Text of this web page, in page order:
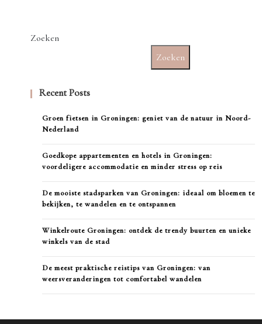
Zoeken
Zoeken
Recent Posts
Groen fietsen in Groningen: geniet van de natuur in Noord-
Nederland
Goedkope appartementen en hotels in Groningen:
voordeligere accommodatie en minder stress op reis
De mooiste stadsparken van Groningen: ideaal om bloemen te
bekijken, te wandelen en te ontspannen
Winkelroute Groningen: ontdek de trendy buurten en unieke
winkels van de stad
De meest praktische reistips van Groningen: van
weersveranderingen tot comfortabel wandelen